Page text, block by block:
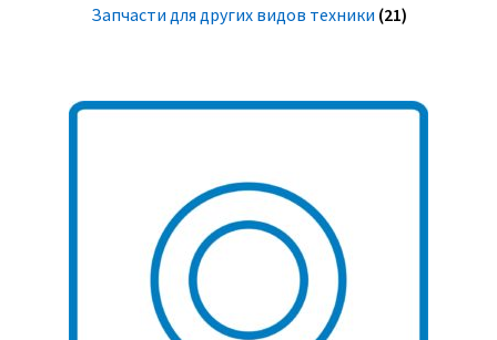
Запчасти для других видов техники (21)